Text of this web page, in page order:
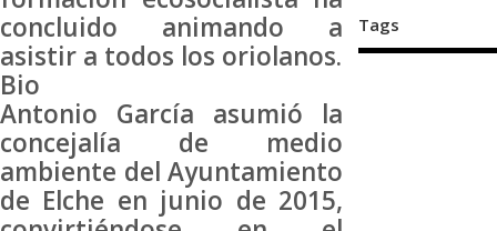
concluido animando a
asistir a todos los oriolanos.
Bio
Antonio García asumió la
concejalía de medio
ambiente del Ayuntamiento
de Elche en junio de 2015,
Tags